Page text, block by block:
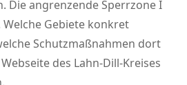
Die angrenzende Sperrzone I
Gebiete konkret
Schutzmaßnahmen dort
des Lahn-Dill-Kreises